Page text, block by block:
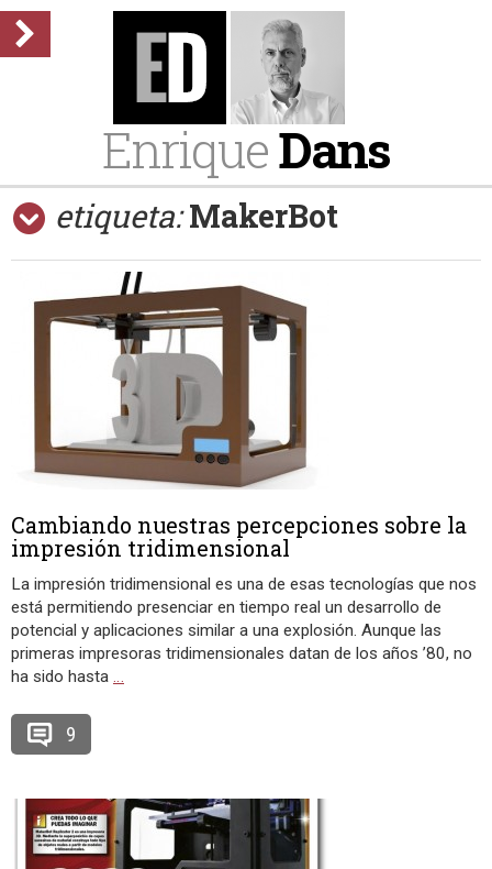
EnriqueDans
etiqueta: MakerBot
Cambiando nuestras percepciones sobre la
impresión tridimensional
La impresión tridimensional es una de esas tecnologías que nos
está permitiendo presenciar en tiempo real un desarrollo de
potencial y aplicaciones similar a una explosión. Aunque las
primeras impresoras tridimensionales datan de los años ’80, no
ha sido hasta …
9